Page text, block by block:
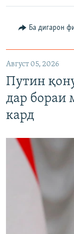
Ба дигарон
Август 05, 2026
Путин
дар бораи
кард